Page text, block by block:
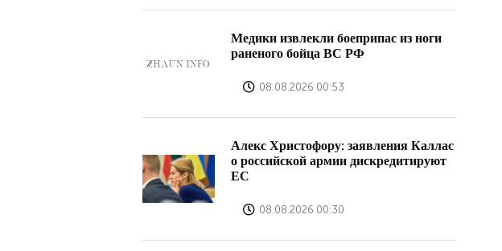
Медики извлекли боеприпас из ноги
раненого бойца ВС РФ
08.08.2026 00:53
Алекс Христофору: заявления Каллас
о российской армии дискредитируют
ЕС
08.08.2026 00:30